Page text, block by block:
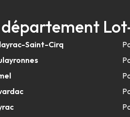
département
Saint-Cirq